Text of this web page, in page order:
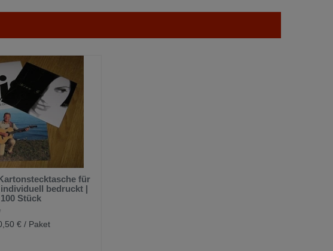
für
individuell bedruckt |
100 Stück
€ / Paket